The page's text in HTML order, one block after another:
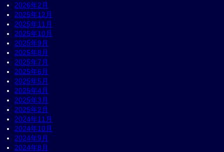
2026年2月
2025年12月
2025年11月
2025年10月
2025年9月
2025年8月
2025年7月
2025年6月
2025年5月
2025年4月
2025年3月
2025年2月
2024年11月
2024年10月
2024年9月
2024年8月